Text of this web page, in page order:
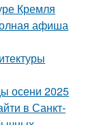
Кремля
афиша
осени 2025
в Санкт-